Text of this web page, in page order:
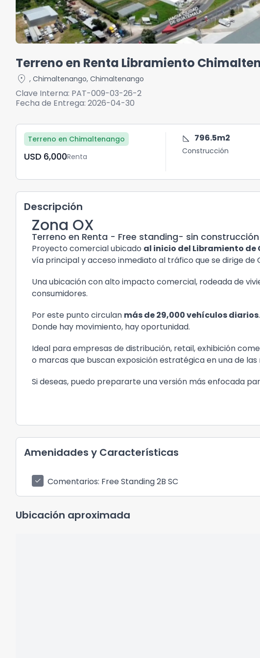
Terreno en Renta Libramiento
location_on , Chimaltenango, Chimaltenango
Clave Interna: PAT-009-03-26-2
Fecha de Entrega: 2026-04-30
Terreno en Chimaltenango
USD	6,000Renta
square_foot 796.5m2
Construcción
Descripción
Zona OX
Terreno en Renta - Free standing- sin construcción
Proyecto comercial ubicado al inicio del Libramiento
vía principal y acceso inmediato al tráfico que se dirige de
Una ubicación con alto impacto comercial, rodeada de
consumidores.
Por este punto circulan más de 29,000 vehículos diarios.
Donde hay movimiento, hay oportunidad.
Ideal para empresas de distribución, retail, exhibición
o marcas que buscan exposición estratégica en una de
Si deseas, puedo prepararte una versión más enfocada
Amenidades y Características
check Comentarios: Free Standing 2B SC
Ubicación aproximada